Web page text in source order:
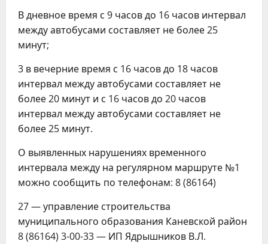
В дневное время с 9 часов до 16 часов интервал
между автобусами составляет не более 25
минут;
3 в вечерние время с 16 часов до 18 часов
интервал между автобусами составляет не
более 20 минут и с 16 часов до 20 часов
интервал между автобусами составляет не
более 25 минут.
О выявленных нарушениях временного
интервала между на регулярном маршруте №1
можно сообщить по телефонам: 8 (86164)
27 — управление строительства
муниципального образования Каневской район
8 (86164) 3-00-33 — ИП Ядрышников В.Л.